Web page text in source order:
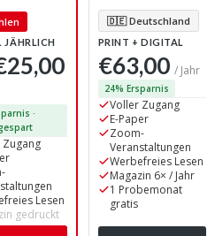
JÄHRLICH
·
Lesen
gedruckt
🇩🇪 Deutschland
PRINT + DIGITAL
€63,00 / Jahr
24% Ersparnis
Voller Zugang
E-Paper
Zoom-
Veranstaltungen
Werbefreies Lesen
Magazin 6× / Jahr
1 Probemonat
gratis